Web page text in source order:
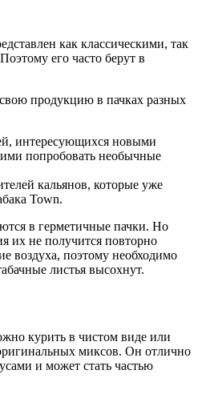
как классическими, так
его часто берут в
продукцию в пачках разных
интересующихся новыми
попробовать необычные
кальянов, которые уже
Town.
в герметичные пачки. Но
их не получится повторно
воздуха, поэтому необходимо
листья высохнут.
курить в чистом виде или
миксов. Он отлично
и может стать частью